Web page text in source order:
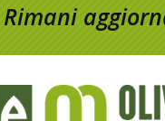
Rimani